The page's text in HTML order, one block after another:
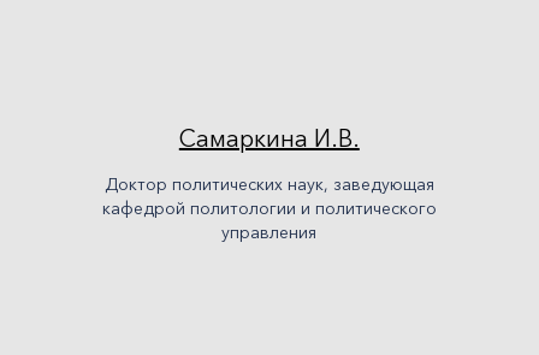
региональных и локальных сообществ
национальной и региональной
Самаркина И.В.
Доктор политических наук, заведующая
кафедрой политологии и политического
управления